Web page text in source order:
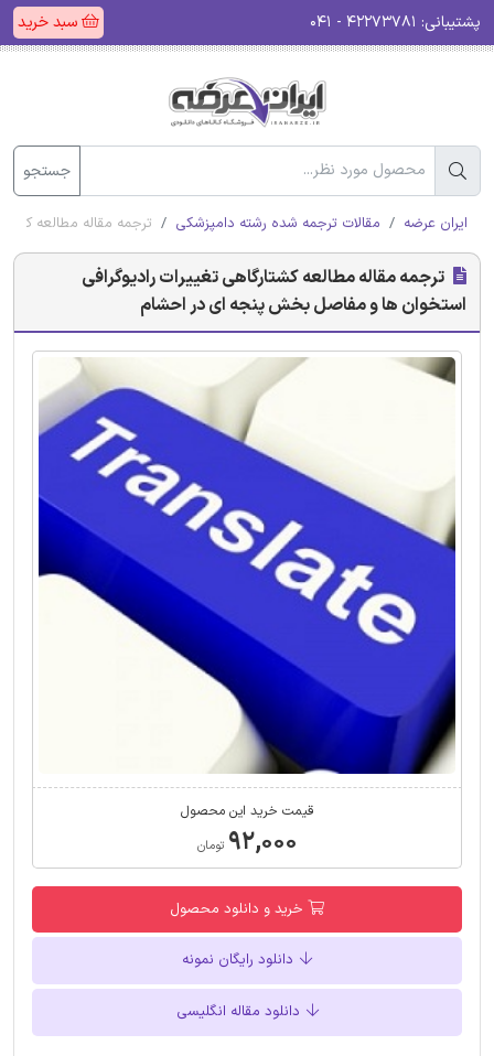
پشتیبانی: سبد خرید
جستجو
ایران عرضه مقالات ترجمه شده رشته دامپزشکی ترجمه مقاله مطالعه
ترجمه مقاله مطالعه کشتارگاهی تغییرات رادیوگرافی
استخوان ها و مفاصل بخش پنجه ای در احشام
قیمت خرید این محصول
۹۲,۰۰۰ تومان
خرید و دانلود محصول
دانلود رایگان نمونه
دانلود مقاله انگلیسی